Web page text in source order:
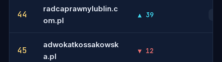
44
radcaprawnylublin.c
om.pl
▲ 39
45
adwokatkossakowsk
a.pl
▼ 12